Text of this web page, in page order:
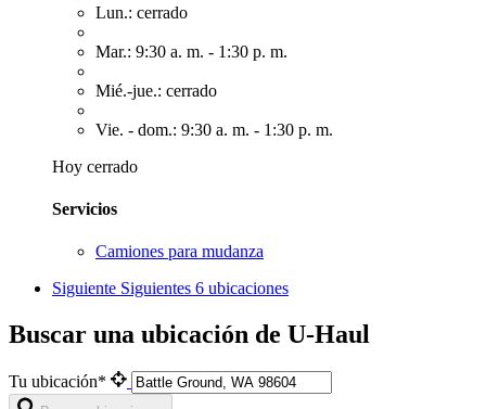
Lun.: cerrado
Mar.: 9:30 a. m. - 1:30 p. m.
Mié.-jue.: cerrado
Vie. - dom.: 9:30 a. m. - 1:30 p. m.
Hoy cerrado
Servicios
Camiones para mudanza
Siguiente Siguientes 6 ubicaciones
Buscar una ubicación de U-Haul
Tu ubicación*